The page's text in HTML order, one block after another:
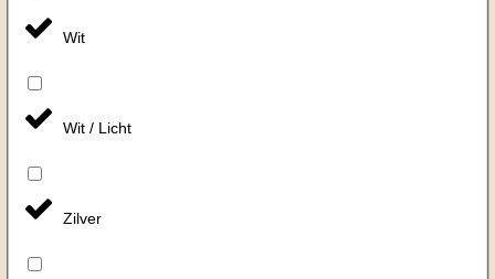
Wit
Wit / Licht
Zilver